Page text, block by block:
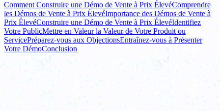
Comment Construire une Démo de Vente à Prix ÉlevéComprendre
les Démos de Vente à Prix ÉlevéImportance des Démos de Vente à
Prix ÉlevéConstruire une Démo de Vente à Prix ÉlevéIdentifiez
Votre PublicMettre en Valeur la Valeur de Votre Produit ou
ServicePréparez-vous aux ObjectionsEntraînez-vous à Présenter
Votre DémoConclusion